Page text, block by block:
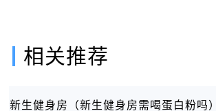
相关推荐
新生健身房（新生健身房需喝蛋白粉吗）